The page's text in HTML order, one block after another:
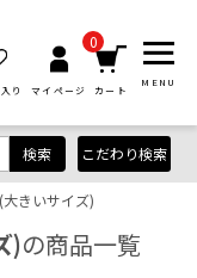
り マイページ
0
カート
MENU
検索 こだわり検索
きいサイズ)
)の商品一覧